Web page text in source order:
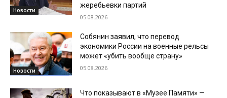
Новости
жеребьевки партий
05.08.2026
Новости
Собянин заявил, что перевод
экономики России на военные рельсы
может «убить вообще страну»
05.08.2026
Что показывают в «Музее Памяти» —